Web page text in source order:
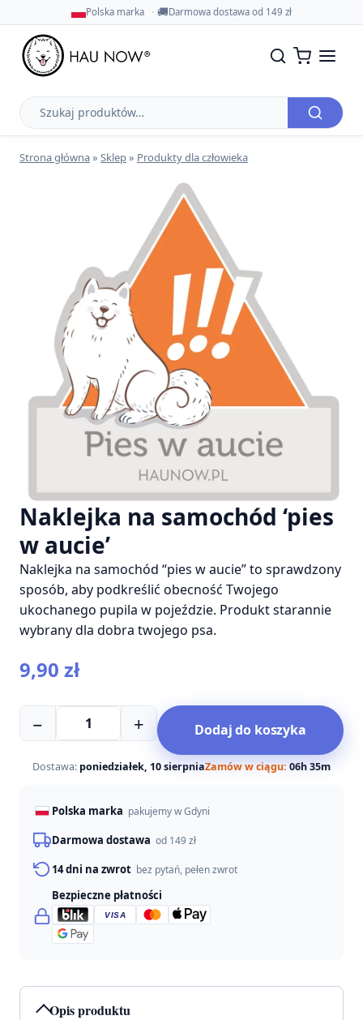
Polska marka 🚚Darmowa dostawa od 149 zł
Szukaj
produktów
Strona główna» Sklep» Produkty dla człowieka
Opis produktu
Naklejka na samochód ‘pies
w aucie’
Naklejka na samochód “pies w aucie” to sprawdzony
sposób, aby podkreślić obecność Twojego
ukochanego pupila w pojeździe. Produkt starannie
wybrany dla dobra twojego psa.
9,90 zł
−
ilość
Naklejka
samochód
aucie'
+ Dodaj do koszyka
Dostawa: poniedziałek, 10 sierpniaZamów w ciągu: 06h 35m
Polska marka pakujemy w Gdyni
Darmowa dostawa od 149 zł
14 dni na zwrot bez pytań, pełen zwrot
Bezpieczne płatności
VISA